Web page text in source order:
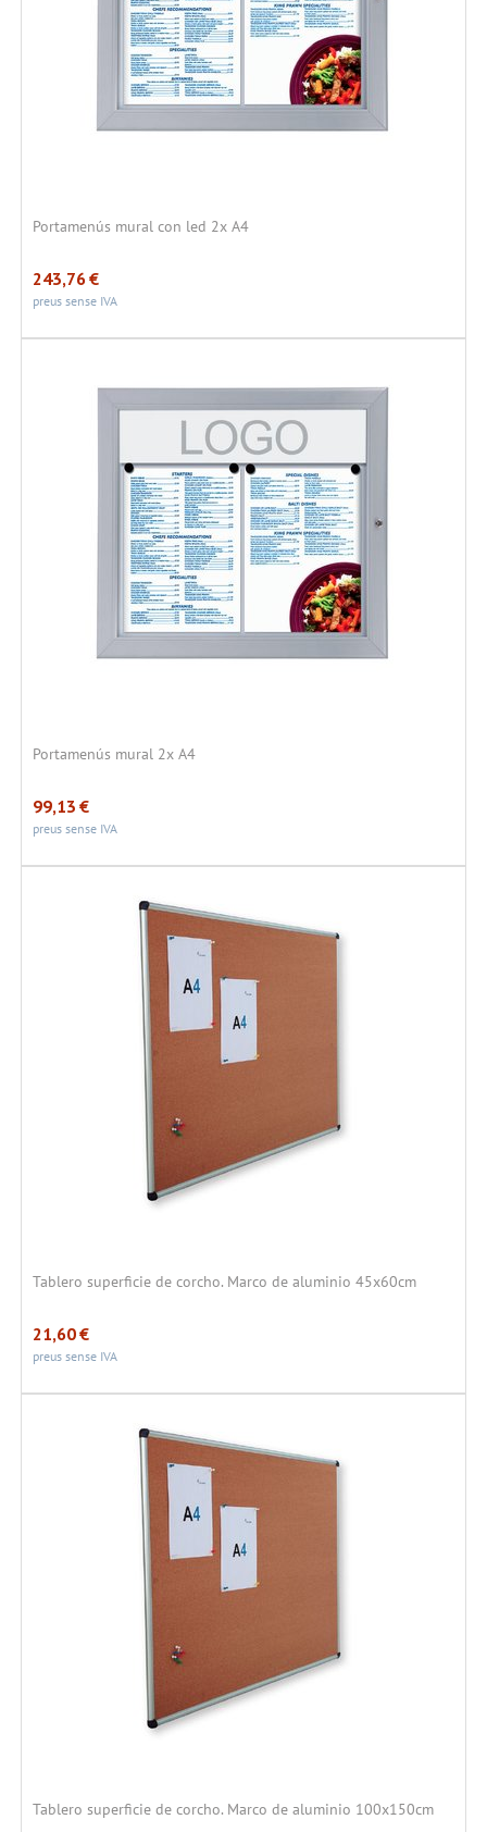
Portamenús mural con led 2x A4
243,76€
preus sense IVA
Portamenús mural 2x A4
99,13 €
preus sense IVA
Tablero superficie de corcho. Marco de aluminio 45x60cm
21,60€
preus sense IVA
Tablero superficie de corcho. Marco de aluminio 100x150cm